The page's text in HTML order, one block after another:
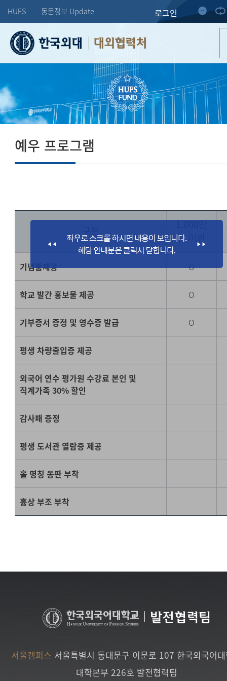
HUFS 동문정보 Update 로그인
대외협력처
예우 프로그램
1,000만
원 미만
기념품제공 O
학교 발간 홍보물 제공 O
기부증서 증정 및 영수증 발급 O
평생 차량출입증 제공
외국어 연수 평가원 수강료 본인 및
직계가족 30% 할인
감사패 증정
평생 도서관 열람증 제공
홀 명칭 동판 부착
흉상 부조 부착
발전협력팀
서울캠퍼스 서울특별시 동대문구 이문로 107 한국외국어
대학본부 226호 발전협력팀